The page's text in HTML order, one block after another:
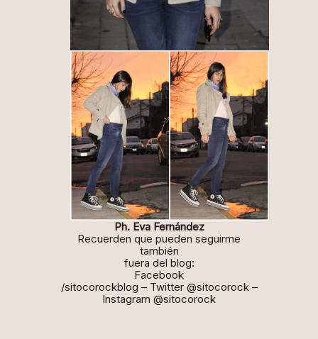
Ph. Eva Fernández
Recuerden que pueden seguirme
también
fuera del blog:
Facebook
/sitocorockblog – Twitter @sitocorock–
Instagram @sitocorock